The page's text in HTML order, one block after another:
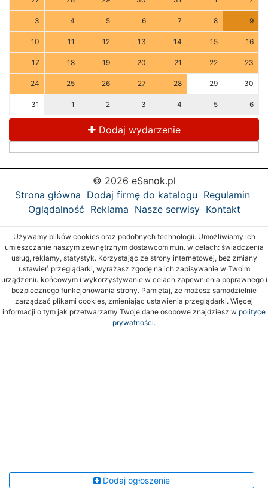
3 4 5 6 7 8 9
10 11 12 13 14 15 16
17 18 19 20 21 22 23
24 25 26 27 28 29 30
31 1 2 3 4 5 6
Dodaj wydarzenie
© 2026 eSanok.pl
Strona główna Dodaj firmę do katalogu Regulamin
Oglądalność Reklama Nasze serwisy Kontakt
Używamy plików cookies oraz podobnych technologii. Umożliwiamy ich
umieszczanie naszym zewnętrznym dostawcom m.in. w celach: świadczenia
usług, reklamy, statystyk. Korzystając ze strony internetowej, bez zmiany
ustawień przeglądarki, wyrażasz zgodę na ich zapisywanie w Twoim
urządzeniu końcowym i wykorzystywanie w celach zapewnienia poprawnego i
bezpiecznego funkcjonowania strony. Pamiętaj, że możesz samodzielnie
zarządzać plikami cookies, zmieniając ustawienia przeglądarki. Więcej
informacji o tym jak przetwarzamy Twoje dane osobowe znajdziesz w polityce
prywatności.
Dodaj ogłoszenie